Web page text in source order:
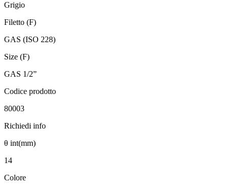
Grigio
Filetto (F)
GAS (ISO 228)
Size (F)
GAS 1/2”
Codice prodotto
80003
Richiedi info
θ int(mm)
14
Colore